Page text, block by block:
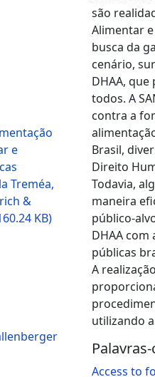
e
Treméa,
&
KB)
são
Alimentar
busca da
cenário,
DHAA,
todos. A
contra a
Brasil,
Direito
Todavia,
maneira
público-
DHAA com
públicas
A
utilizando
Access to